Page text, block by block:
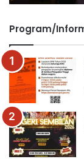
Program/